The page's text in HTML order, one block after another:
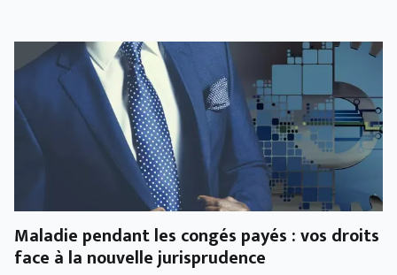
Maladie pendant les congés payés : vos droits
face à la nouvelle jurisprudence